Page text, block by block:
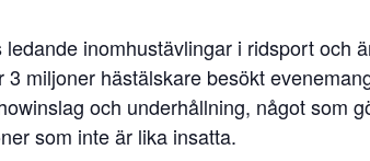
inomhustävlingar i ridsport och
miljoner hästälskare besökt
och underhållning, något som
som inte är lika insatta.